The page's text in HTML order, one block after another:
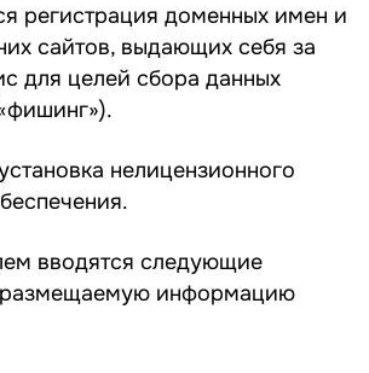
регистрация доменных имен и
сайтов, выдающих себя за
для целей сбора данных
нелицензионного
вводятся следующие
размещаемую информацию